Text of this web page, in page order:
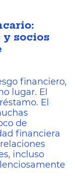
y socios
financiero,
lugar. El
El
de
financiera
incluso